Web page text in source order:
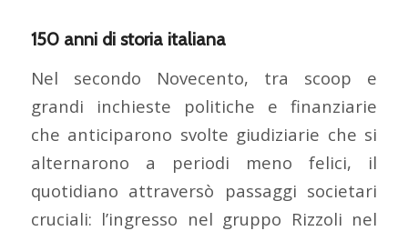
150 anni di storia italiana
Nel secondo Novecento, tra scoop e
grandi inchieste politiche e finanziarie
che anticiparono svolte giudiziarie che si
alternarono a periodi meno felici, il
quotidiano attraversò passaggi societari
cruciali: l’ingresso nel gruppo Rizzoli nel